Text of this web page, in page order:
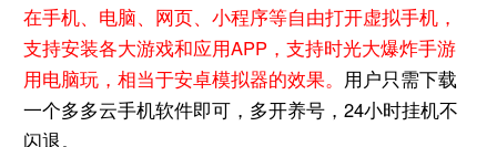
在手机、电脑、网页、小程序等自由打开虚拟手机，
支持安装各大游戏和应用APP，支持时光大爆炸手游
用电脑玩，相当于安卓模拟器的效果。 用户只需下载
一个多多云手机软件即可，多开养号，24小时挂机不
闪退。